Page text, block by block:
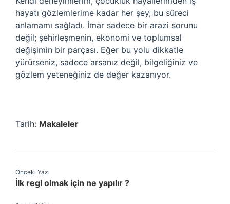
hayatı gözlemlerime kadar her şey, bu süreci
anlamamı sağladı. İmar sadece bir arazi sorunu
değil; şehirleşmenin, ekonomi ve toplumsal
değişimin bir parçası. Eğer bu yolu dikkatle
yürürseniz, sadece arsanız değil, bilgeliğiniz ve
gözlem yeteneğiniz de değer kazanıyor.
Tarih: Makaleler
Önceki Yazı
İlk regl olmak için ne yapılır ?